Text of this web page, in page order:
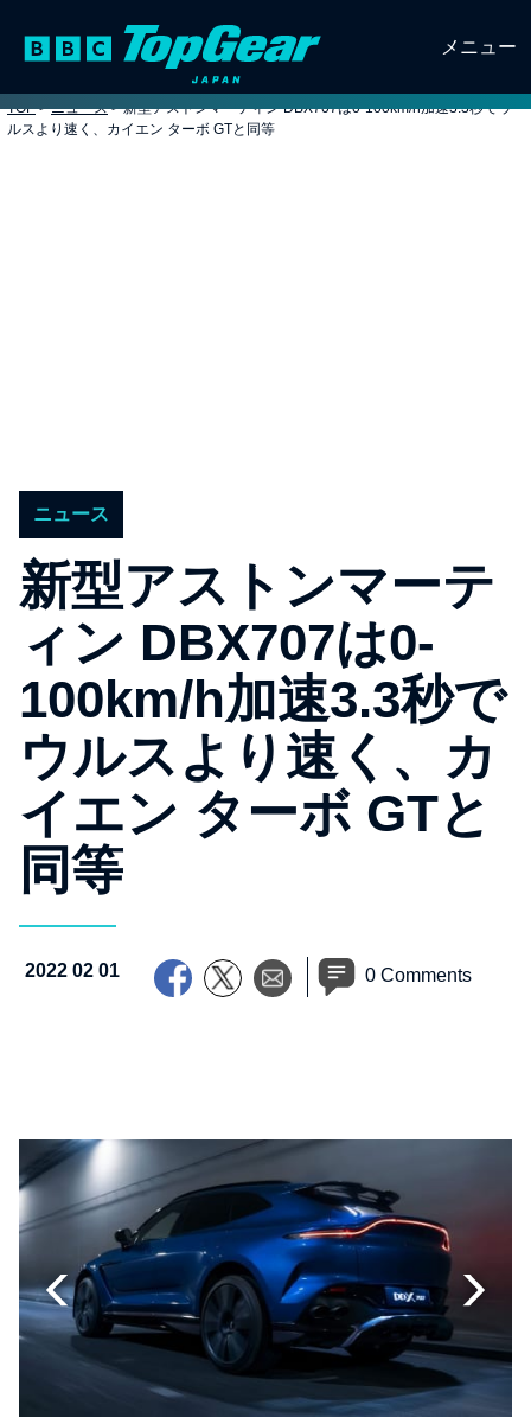
メニュー
TOP > ニュース > 新型アストンマーティン DBX707は0-100km/h加速3.3秒でウ
ルスより速く、カイエン ターボ GTと同等
ニュース
新型アストンマーテ
ィン DBX707は0-
100km/h加速3.3秒で
ウルスより速く、カ
イエン ターボ GTと
同等
2022 02 01 0 Comments